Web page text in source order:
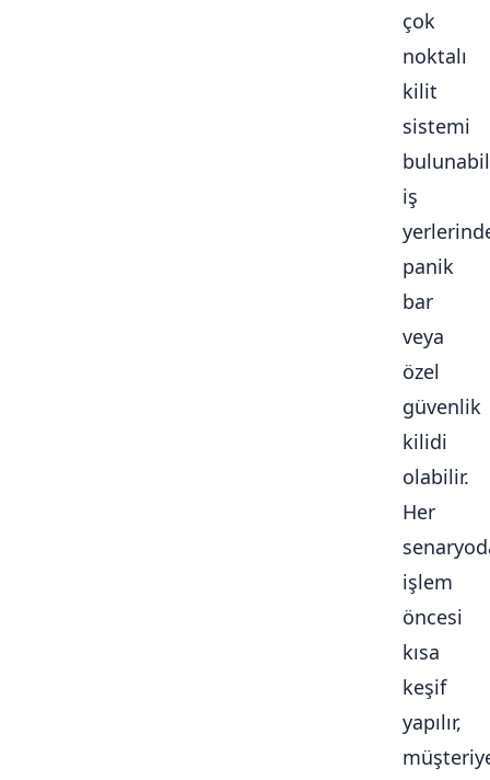
çok
noktalı
kilit
sistemi
iş
panik
bar
veya
özel
güvenlik
kilidi
olabilir.
Her
işlem
öncesi
kısa
keşif
yapılır,